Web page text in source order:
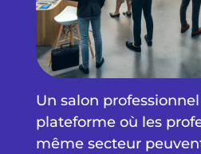
Un salon
plateforme où les
même secteur